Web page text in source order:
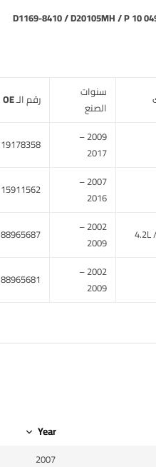
D1169-8410 / D20105MH / P 10
سنوات
الصنع
رقم الـ OE المرجعي
2009 –
2017
19178358 / 84273011
2007 –
2016
15911562 / 88965681
4.2L
2002 –
2009
88965687
2002 –
2009
88965681
Year
2007